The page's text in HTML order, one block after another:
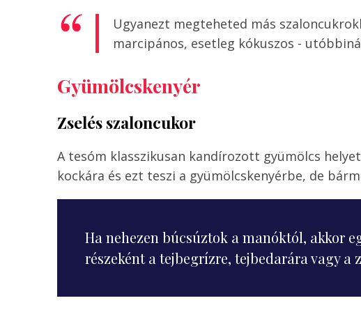
Ugyanezt megteheted más
marcipános, esetleg kókuszos -
Gyümölcskenyér
Zselés szaloncukor
A tesóm klasszikusan kandírozott gyümölcs
kockára és ezt teszi a gyümölcskenyérbe, de
Ha nehezen búcsúztok a manóktól, akkor
részeként a tejbegrízre, tejbedarára vagy a